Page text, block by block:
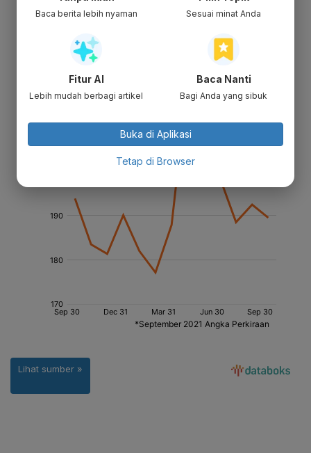
Baca berita lebih nyaman Sesuai minat Anda
Fitur AI
Lebih mudah berbagi artikel
Baca Nanti
Bagi Anda yang sibuk
Buka di Aplikasi
Tetap di Browser